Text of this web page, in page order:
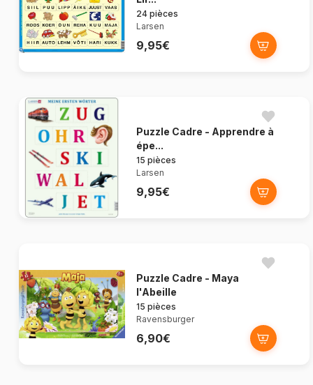
24 pièces
Larsen
9,95€
Puzzle Cadre - Apprendre à
épe...
15 pièces
Larsen
9,95€
Puzzle Cadre - Maya
l'Abeille
15 pièces
Ravensburger
6,90€